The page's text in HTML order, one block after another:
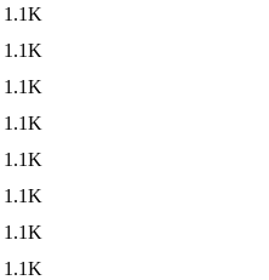
1.1K
1.1K
1.1K
1.1K
1.1K
1.1K
1.1K
1.1K